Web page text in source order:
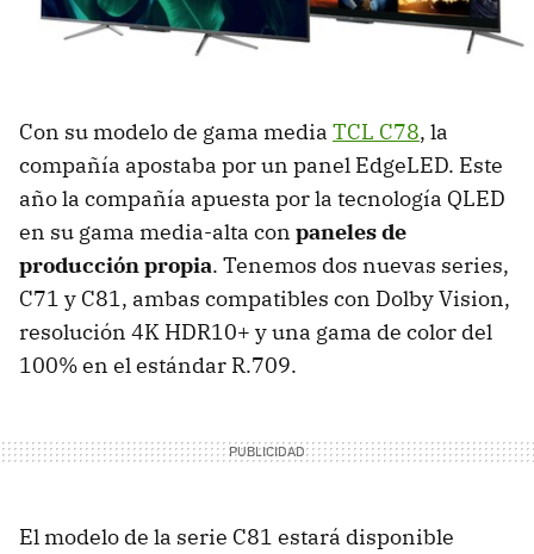
Con su modelo de gama media TCL C78, la
compañía apostaba por un panel EdgeLED. Este
año la compañía apuesta por la tecnología QLED
en su gama media-alta con paneles de
producción propia. Tenemos dos nuevas series,
C71 y C81, ambas compatibles con Dolby Vision,
resolución 4K HDR10+ y una gama de color del
100% en el estándar R.709.
El modelo de la serie C81 estará disponible